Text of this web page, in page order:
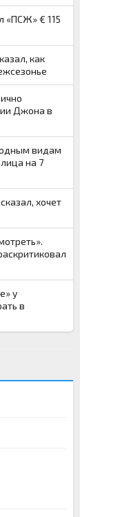
«ПСЖ» € 115
как
Джона в
видам
на 7
хочет
у
в